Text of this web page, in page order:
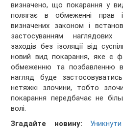
визначено, що покарання у
полягає в обмеженні прав
визначених законом і
застосуванням наглядових
заходів без ізоляції від
новий вид покарання, яке є
обмеженню та позбавленню
нагляд буде
нетяжкі злочини, тобто
покарання передбачає не
волі.
Згадайте новину: